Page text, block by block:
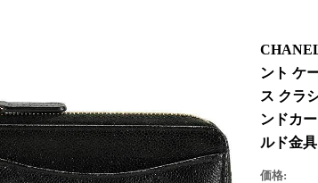
ント ケ
ス クラ
ンドカ
ルド金
価格: